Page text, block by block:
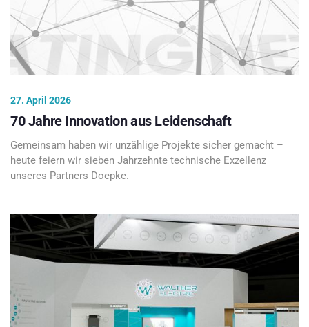
27. April 2026
70 Jahre Innovation aus Leidenschaft
Gemeinsam haben wir unzählige Projekte sicher gemacht –
heute feiern wir sieben Jahrzehnte technische Exzellenz
unseres Partners Doepke.